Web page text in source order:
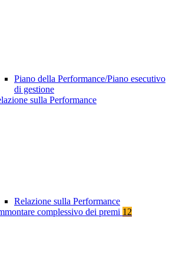
Piano della Performance/Piano esecutivo
di gestione
sulla Performance
Relazione sulla Performance
complessivo dei premi 12